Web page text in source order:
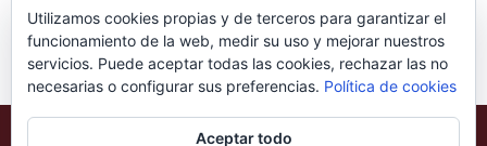
Utilizamos cookies propias y de terceros para garantizar el
funcionamiento de la web, medir su uso y mejorar nuestros
servicios. Puede aceptar todas las cookies, rechazar las no
necesarias o configurar sus preferencias. Política de cookies
Aceptar todo